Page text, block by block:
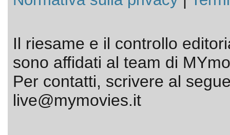
Il riesame e il controllo
sono affidati al team di
Per contatti, scrivere al
live@mymovies.it